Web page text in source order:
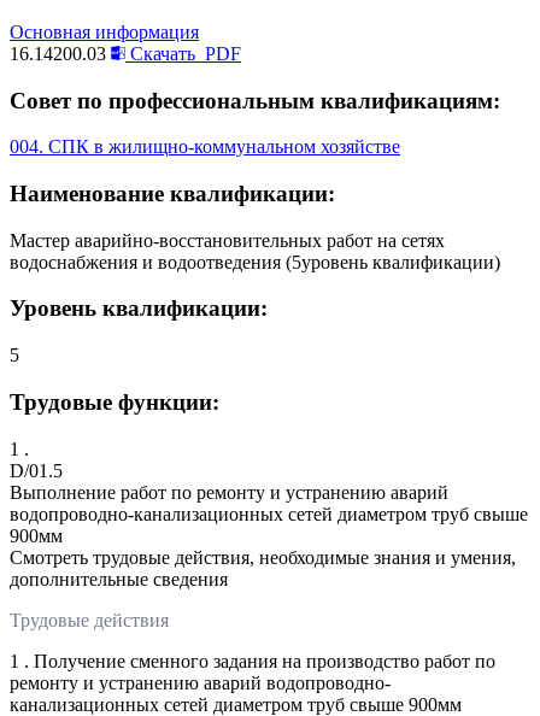
Основная информация
16.14200.03
Скачать PDF
Совет по профессиональным квалификациям:
004. СПК в жилищно-коммунальном хозяйстве
Наименование квалификации:
Мастер аварийно-восстановительных работ на сетях
водоснабжения и водоотведения (5уровень квалификации)
Уровень квалификации:
5
Трудовые функции:
1 .
D/01.5
Выполнение работ по ремонту и устранению аварий
водопроводно-канализационных сетей диаметром труб свыше
900мм
Смотреть трудовые действия, необходимые знания и умения,
дополнительные сведения
Трудовые действия
1 . Получение сменного задания на производство работ по
ремонту и устранению аварий водопроводно-
канализационных сетей диаметром труб свыше 900мм